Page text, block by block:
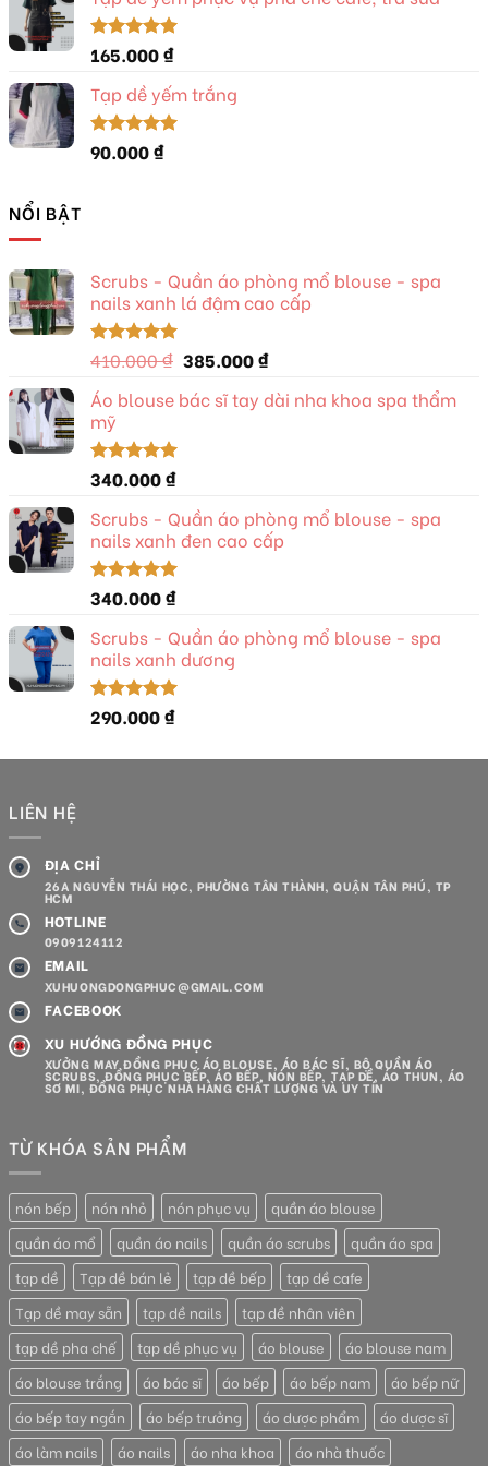
Được xếp
hạng 5.00
5 sao
165.000₫
Tạp dề yếm trắng
Được xếp
hạng5.00
90.000₫
NỔI BẬT
Scrubs - Quần áo phòng mổ blouse - spa
nails xanh lá đậm cao cấp
Được xếp
5 sao
410.000₫ Giá
là:
385.000₫Giá
tại
Áo blouse bác sĩ tay dài nha khoa spa thẩm
mỹ
Được xếp
hạng 5.00
5 sao
340.000₫
Scrubs - Quần áo phòng mổ blouse - spa
nails xanh đen cao cấp
Được xếp
hạng 5.00
5 sao
340.000₫
Scrubs - Quần áo phòng mổ blouse - spa
nails xanh dương
Được xếp
hạng5.00
290.000₫
LIÊN HỆ
ĐỊA CHỈ
26A NGUYỄN THÁI HỌC, PHƯỜNG TÂN THÀNH, QUẬN TÂN PHÚ, TP
HCM
HOTLINE
0909124112
EMAIL
XUHUONGDONGPHUC@GMAIL.COM
FACEBOOK
XU HƯỚNG ĐỒNG PHỤC
XƯỞNG MAY ĐỒNG PHỤC ÁO BLOUSE, ÁO BÁC SĨ, BỘ QUẦN ÁO
SCRUBS, ĐỒNG PHỤC BẾP, ÁO BẾP, NÓN BẾP, TẠP DỀ, ÁO THUN, ÁO
SƠ MI, ĐỒNG PHỤC NHÀ HÀNG CHẤT LƯỢNG VÀ UY TÍN
TỪ KHÓA SẢN PHẨM
nón bếp nón nhỏ nón phục vụ
quần áo blouse
quần áo mổ
quần áo nails quần áo scrubs
quần áo spa
tạp dề
Tạp dề bán lẻ tạp dề bếp
tạp dề cafe
Tạp dề may sẵn
tạp dề nails
tạp dề nhân viên
tạp dề pha chế
tạp dề phục vụ áo blouse
áo blouse nam
áo blouse trắng
áo bác sĩ áo bếp áo bếp nam
áo bếp nữ
áo bếp tay ngắn
áo bếp trưởng áo dược phẩm
áo dược sĩ
áo làm nails
áo nails áo nha khoa áo nhà thuốc